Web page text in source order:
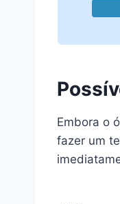
Embora o
fazer um